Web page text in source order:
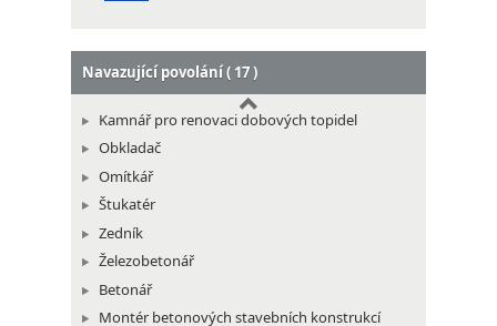
Navazující povolání ( 17 )
Kamnář pro renovaci dobových topidel
Obkladač
Omítkář
Štukatér
Zedník
Železobetonář
Betonář
Montér betonových stavebních konstrukcí